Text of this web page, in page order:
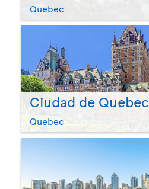
Quebec
Ciudad de Quebec
Quebec